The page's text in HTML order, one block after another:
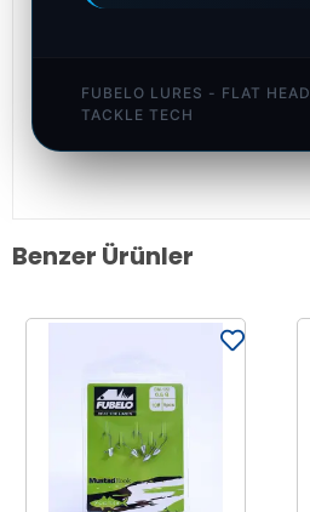
FUBELO LURES - FLAT
TACKLE TECH
Benzer Ürünler